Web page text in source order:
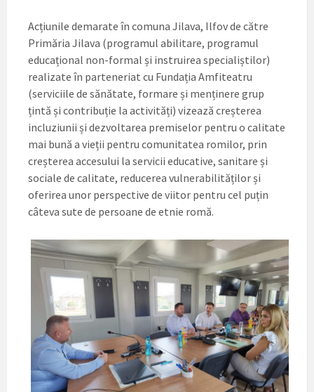
Acțiunile demarate în comuna Jilava, Ilfov de către
Primăria Jilava (programul abilitare, programul
educațional non-formal și instruirea specialiștilor)
realizate în parteneriat cu Fundația Amfiteatru
(serviciile de sănătate, formare și menținere grup
țintă și contribuție la activități) vizează creșterea
incluziunii și dezvoltarea premiselor pentru o calitate
mai bună a vieții pentru comunitatea romilor, prin
creșterea accesului la servicii educative, sanitare și
sociale de calitate, reducerea vulnerabilităților și
oferirea unor perspective de viitor pentru cel puțin
câteva sute de persoane de etnie romă.